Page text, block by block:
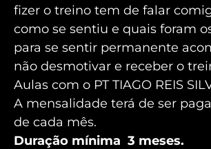
fizer o treino tem de falar
como se sentiu e quais foram
para se sentir permanente
não desmotivar e receber o
Aulas com o PT TIAGO REIS
A mensalidade terá de ser
de cada mês.
Duração mínima 3 meses.